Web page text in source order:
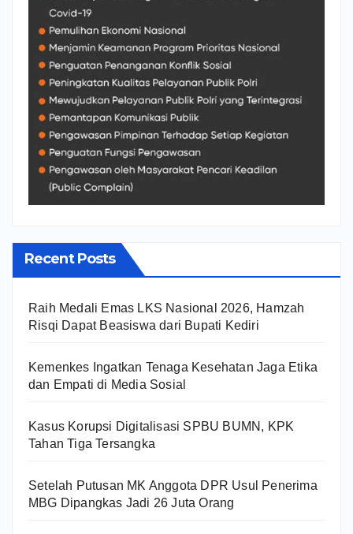
Recent Posts
Raih Medali Emas LKS Nasional 2026, Hamzah
Risqi Dapat Beasiswa dari Bupati Kediri
Kemenkes Ingatkan Tenaga Kesehatan Jaga Etika
dan Empati di Media Sosial
Kasus Korupsi Digitalisasi SPBU BUMN, KPK
Tahan Tiga Tersangka
Setelah Putusan MK Anggota DPR Usul Penerima
MBG Dipangkas Jadi 26 Juta Orang